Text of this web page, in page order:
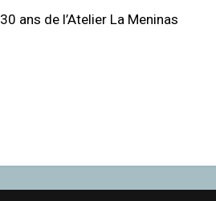
30 ans de l’Atelier La Meninas